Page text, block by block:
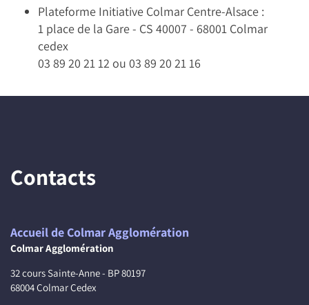
Plateforme Initiative Colmar Centre-Alsace :
1 place de la Gare - CS 40007 - 68001 Colmar
cedex
03 89 20 21 12 ou 03 89 20 21 16
Contacts
Accueil de Colmar Agglomération
Colmar Agglomération
32 cours Sainte-Anne - BP 80197
68004 Colmar Cedex